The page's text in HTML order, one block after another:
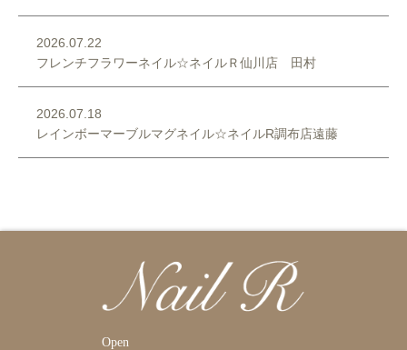
2026.07.22
フレンチフラワーネイル☆ネイルＲ仙川店 田村
2026.07.18
レインボーマーブルマグネイル☆ネイルR調布店遠藤
Open